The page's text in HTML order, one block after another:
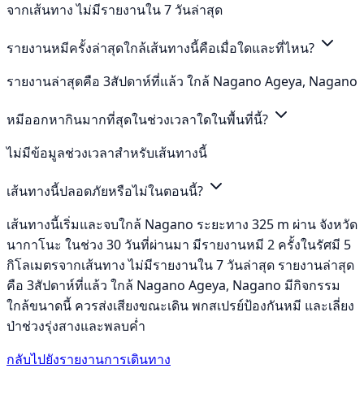
จากเส้นทาง ไม่มีรายงานใน 7 วันล่าสุด
รายงานหมีครั้งล่าสุดใกล้เส้นทางนี้คือเมื่อใดและที่ไหน?
รายงานล่าสุดคือ 3สัปดาห์ที่แล้ว ใกล้ Nagano Ageya, Nagano
หมีออกหากินมากที่สุดในช่วงเวลาใดในพื้นที่นี้?
ไม่มีข้อมูลช่วงเวลาสำหรับเส้นทางนี้
เส้นทางนี้ปลอดภัยหรือไม่ในตอนนี้?
เส้นทางนี้เริ่มและจบใกล้ Nagano ระยะทาง 325 m ผ่าน จังหวัด
นากาโนะ ในช่วง 30 วันที่ผ่านมา มีรายงานหมี 2 ครั้งในรัศมี 5
กิโลเมตรจากเส้นทาง ไม่มีรายงานใน 7 วันล่าสุด รายงานล่าสุด
คือ 3สัปดาห์ที่แล้ว ใกล้ Nagano Ageya, Nagano มีกิจกรรม
ใกล้ขนาดนี้ ควรส่งเสียงขณะเดิน พกสเปรย์ป้องกันหมี และเลี่ยง
ป่าช่วงรุ่งสางและพลบค่ำ
กลับไปยังรายงานการเดินทาง